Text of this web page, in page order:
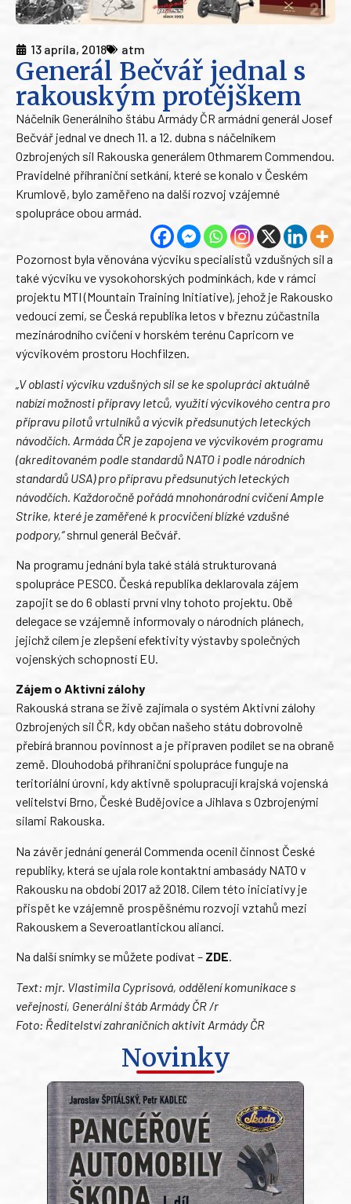
13 apríla, 2018 atm
Generál Bečvář jednal s
rakouským protějškem
Náčelník Generálního štábu Armády ČR armádní generál Josef
Bečvář jednal ve dnech 11. a 12. dubna s náčelníkem
Ozbrojených sil Rakouska generálem Othmarem Commendou.
Pravidelné příhraniční setkání, které se konalo v Českém
Krumlově, bylo zaměřeno na další rozvoj vzájemné
spolupráce obou armád.
Pozornost byla věnována výcviku specialistů vzdušných sil a
také výcviku ve vysokohorských podmínkách, kde v rámci
projektu MTI (Mountain Training Initiative), jehož je Rakousko
vedoucí zemí, se Česká republika letos v březnu zúčastnila
mezinárodního cvičení v horském terénu Capricorn ve
výcvikovém prostoru Hochfilzen.
„V oblasti výcviku vzdušných sil se ke spolupráci aktuálně
nabízí možnosti přípravy letců, využití výcvikového centra pro
přípravu pilotů vrtulníků a výcvik předsunutých leteckých
návodčích. Armáda ČR je zapojena ve výcvikovém programu
(akreditovaném podle standardů NATO i podle národních
standardů USA) pro přípravu předsunutých leteckých
návodčích. Každoročně pořádá mnohonárodní cvičení Ample
Strike, které je zaměřené k procvičení blízké vzdušné
podpory,“shrnul generál Bečvář.
Na programu jednání byla také stálá strukturovaná
spolupráce PESCO. Česká republika deklarovala zájem
zapojit se do 6 oblastí první vlny tohoto projektu. Obě
delegace se vzájemně informovaly o národních plánech,
jejichž cílem je zlepšení efektivity výstavby společných
vojenských schopností EU.
Zájem o Aktivní zálohy
Rakouská strana se živě zajímala o systém Aktivní zálohy
Ozbrojených sil ČR, kdy občan našeho státu dobrovolně
přebírá brannou povinnost a je připraven podílet se na obraně
země. Dlouhodobá příhraniční spolupráce funguje na
teritoriální úrovni, kdy aktivně spolupracují krajská vojenská
velitelství Brno, České Budějovice a Jihlava s Ozbrojenými
silami Rakouska.
Na závěr jednání generál Commenda ocenil činnost České
republiky, která se ujala role kontaktní ambasády NATO v
Rakousku na období 2017 až 2018. Cílem této iniciativy je
přispět ke vzájemně prospěšnému rozvoji vztahů mezi
Rakouskem a Severoatlantickou aliancí.
Na další snímky se můžete podívat – ZDE.
Text: mjr. Vlastimila Cyprisová, oddělení komunikace s
veřejností, Generální štáb Armády ČR /r
Foto: Ředitelství zahraničních aktivit Armády ČR
Novinky